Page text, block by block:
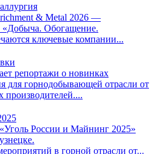
& Metal 2026 —
Обогащение.
ключевые компании...
репортажи о новинках
для горнодобывающей отрасли от
производителей....
России и Майнинг 2025»
в горной отрасли от...